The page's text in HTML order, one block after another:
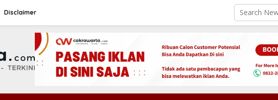
Disclaimer